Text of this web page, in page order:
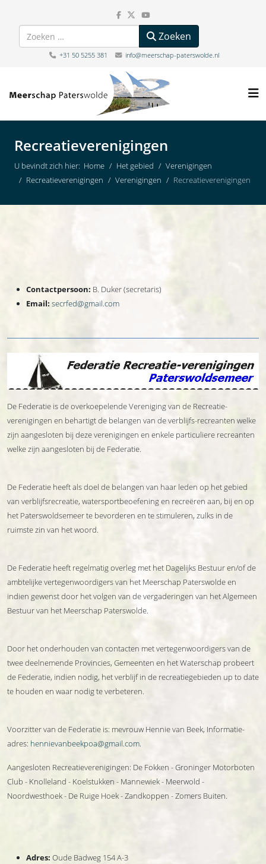
Zoeken Zoeken
+31 50 5255 381 info@meerschap-paterswolde.nl
Recreatieverenigingen
U bevindt zich hier: Home Het gebied
Verenigingen
Recreatieverenigingen
Verenigingen Recreatieverenigingen
Contactpersoon: B. Duker (secretaris)
Email: secrfed@gmail.com
De Federatie is de overkoepelende Vereniging van de Recreatie-
verenigingen en behartigt de belangen van de verblijfs-recreanten welke
zijn aangesloten bij deze verenigingen en enkele particuliere recreanten
welke zijn aangesloten bij de Federatie.
De Federatie heeft als doel de belangen van haar leden op het gebied
van verblijfsrecreatie, watersportbeoefening en recreëren aan, bij en op
het Paterswoldsemeer te bevorderen en te stimuleren, zulks in de
ruimste zin van het woord.
De Federatie heeft regelmatig overleg met het Dagelijks Bestuur en/of de
ambtelijke vertegenwoordigers van het Meerschap Paterswolde en
indien gewenst door het volgen van de vergaderingen van het Algemeen
Bestuur van het Meerschap Paterswolde.
Door het onderhouden van contacten met vertegenwoordigers van de
twee deelnemende Provincies, Gemeenten en het Waterschap probeert
de Federatie, indien nodig, het verblijf in de recreatiegebieden up to date
te houden en waar nodig te verbeteren.
Voorzitter van de Federatie is: mevrouw Hennie van Beek, Informatie-
adres: hennievanbeekpoa@gmail.com.
Aangesloten Recreatieverenigingen: De Fokken - Groninger Motorboten
Club - Knolleland - Koelstukken - Mannewiek - Meerwold -
Noordwesthoek - De Ruige Hoek - Zandkoppen - Zomers Buiten.
Adres: Oude Badweg 154 A-3